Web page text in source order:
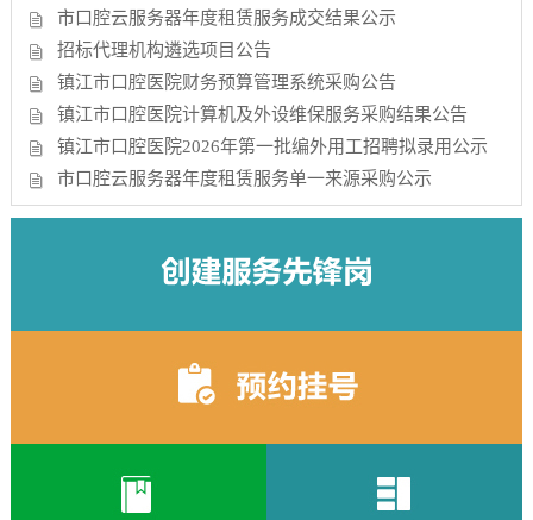
市口腔云服务器年度租赁服务成交结果公示
招标代理机构遴选项目公告
镇江市口腔医院财务预算管理系统采购公告
镇江市口腔医院计算机及外设维保服务采购结果公告
镇江市口腔医院2026年第一批编外用工招聘拟录用公示
市口腔云服务器年度租赁服务单一来源采购公示